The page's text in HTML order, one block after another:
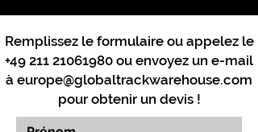
Remplissez le formulaire ou appelez le
+49 211 21061980 ou envoyez un e-mail
à europe@globaltrackwarehouse.com
pour obtenir un devis !